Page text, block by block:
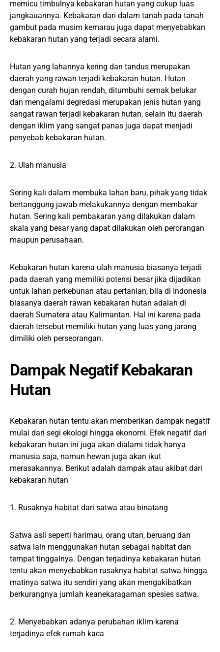
memicu timbulnya kebakaran hutan yang cukup luas
jangkauannya. Kebakaran dari dalam tanah pada tanah
gambut pada musim kemarau juga dapat menyebabkan
kebakaran hutan yang terjadi secara alami.
Hutan yang lahannya kering dan tandus merupakan
daerah yang rawan terjadi kebakaran hutan. Hutan
dengan curah hujan rendah, ditumbuhi semak belukar
dan mengalami degredasi merupakan jenis hutan yang
sangat rawan terjadi kebakaran hutan, selain itu daerah
dengan iklim yang sangat panas juga dapat menjadi
penyebab kebakaran hutan.
2. Ulah manusia
Sering kali dalam membuka lahan baru, pihak yang tidak
bertanggung jawab melakukannya dengan membakar
hutan. Sering kali pembakaran yang dilakukan dalam
skala yang besar yang dapat dilakukan oleh perorangan
maupun perusahaan.
Kebakaran hutan karena ulah manusia biasanya terjadi
pada daerah yang memiliki potensi besar jika dijadikan
untuk lahan perkebunan atau pertanian, bila di Indonesia
biasanya daerah rawan kebakaran hutan adalah di
daerah Sumatera atau Kalimantan. Hal ini karena pada
daerah tersebut memiliki hutan yang luas yang jarang
dimiliki oleh perseorangan.
Dampak Negatif Kebakaran
Hutan
Kebakaran hutan tentu akan memberikan dampak negatif
mulai dari segi ekologi hingga ekonomi. Efek negatif dari
kebakaran hutan ini juga akan dialami tidak hanya
manusia saja, namun hewan juga akan ikut
merasakannya. Berikut adalah dampak atau akibat dari
kebakaran hutan
1. Rusaknya habitat dari satwa atau binatang
Satwa asli seperti harimau, orang utan, beruang dan
satwa lain menggunakan hutan sebagai habitat dan
tempat tinggalnya. Dengan terjadinya kebakaran hutan
tentu akan menyebabkan rusaknya habitat satwa hingga
matinya satwa itu sendiri yang akan mengakibatkan
berkurangnya jumlah keanekaragaman spesies satwa.
2. Menyebabkan adanya perubahan iklim karena
terjadinya efek rumah kaca